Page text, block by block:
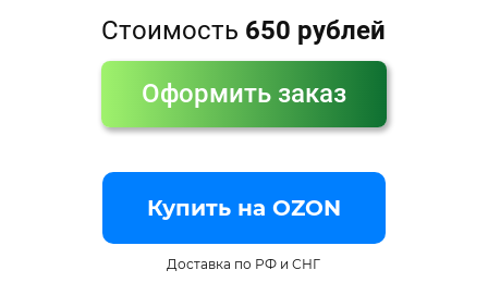
Стоимость 650 рублей
Оформить заказ
Купить на OZON
Доставка по РФ и СНГ